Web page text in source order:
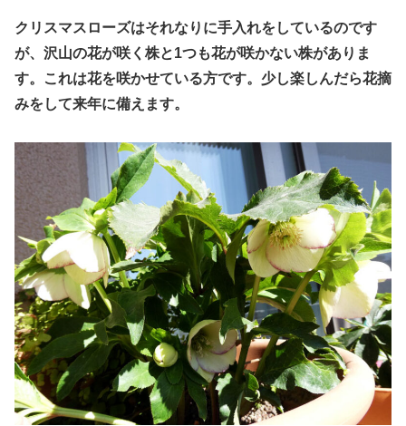
クリスマスローズはそれなりに手入れをしているのです
が、沢山の花が咲く株と1つも花が咲かない株がありま
す。これは花を咲かせている方です。 少し楽しんだら花摘
みをして来年に備えます。